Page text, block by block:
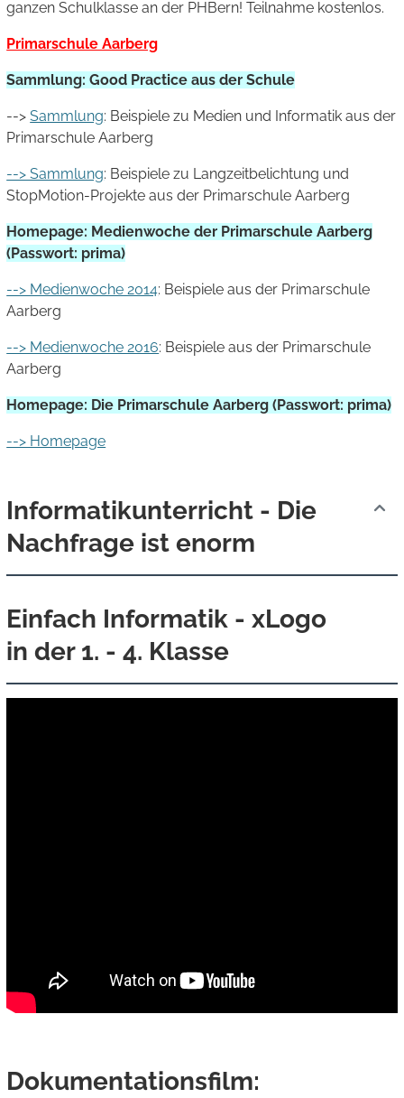
ganzen Schulklasse an der PHBern! Teilnahme kostenlos.
Primarschule Aarberg
Sammlung: Good Practice aus der Schule
-->Sammlung: Beispiele zu Medien und Informatik aus der
Primarschule Aarberg
--> Sammlung: Beispiele zu Langzeitbelichtung und
StopMotion-Projekte aus der Primarschule Aarberg
Homepage: Medienwoche der Primarschule Aarberg
(Passwort: prima)
--> Medienwoche 2014: Beispiele aus der Primarschule
Aarberg
--> Medienwoche 2016: Beispiele aus der Primarschule
Aarberg
Homepage: Die Primarschule Aarberg (Passwort: prima)
--> Homepage
Informatikunterricht - Die
Nachfrage ist enorm
Einfach Informatik - xLogo
in der 1. - 4. Klasse
Dokumentationsfilm: